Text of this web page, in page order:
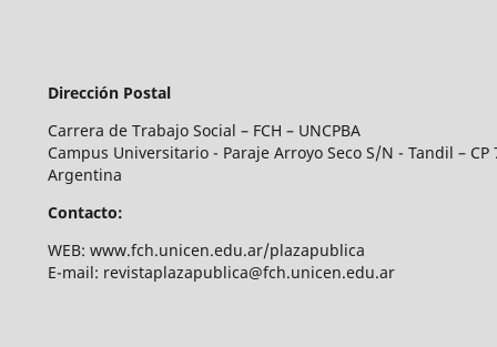
Dirección Postal
Carrera de Trabajo Social – FCH – UNCPBA
Campus Universitario - Paraje Arroyo Seco S/N - Tandil – CP
Argentina
Contacto:
WEB: www.fch.unicen.edu.ar/plazapublica
E-mail: revistaplazapublica@fch.unicen.edu.ar